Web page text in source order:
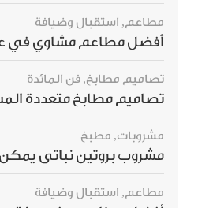
مطاعم, استقبال وضيافة
تصاميم مطابخ, فن المائدة
مشروبات, مطبخ
مطاعم, استقبال وضيافة